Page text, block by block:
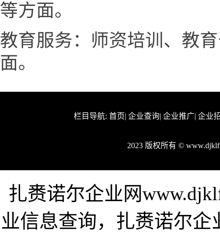
等方面。
教育服务：师资培训、教
面。
栏目导航: 首页| 企业查询| 企业推广| 企业
2023 版权所有 ©
扎赉诺尔企业网
业信息查询，扎赉诺尔